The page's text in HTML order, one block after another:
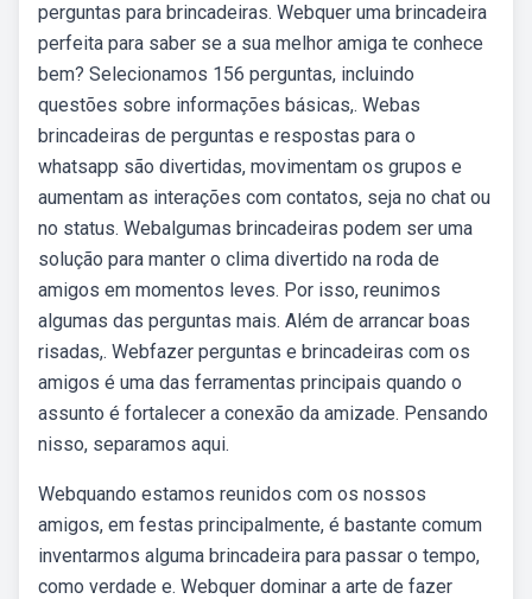
perguntas para brincadeiras. Webquer uma brincadeira
perfeita para saber se a sua melhor amiga te conhece
bem? Selecionamos 156 perguntas, incluindo
questões sobre informações básicas,. Webas
brincadeiras de perguntas e respostas para o
whatsapp são divertidas, movimentam os grupos e
aumentam as interações com contatos, seja no chat ou
no status. Webalgumas brincadeiras podem ser uma
solução para manter o clima divertido na roda de
amigos em momentos leves. Por isso, reunimos
algumas das perguntas mais. Além de arrancar boas
risadas,. Webfazer perguntas e brincadeiras com os
amigos é uma das ferramentas principais quando o
assunto é fortalecer a conexão da amizade. Pensando
nisso, separamos aqui.
Webquando estamos reunidos com os nossos
amigos, em festas principalmente, é bastante comum
inventarmos alguma brincadeira para passar o tempo,
como verdade e. Webquer dominar a arte de fazer